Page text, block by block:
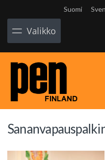
Suomi
Valikko